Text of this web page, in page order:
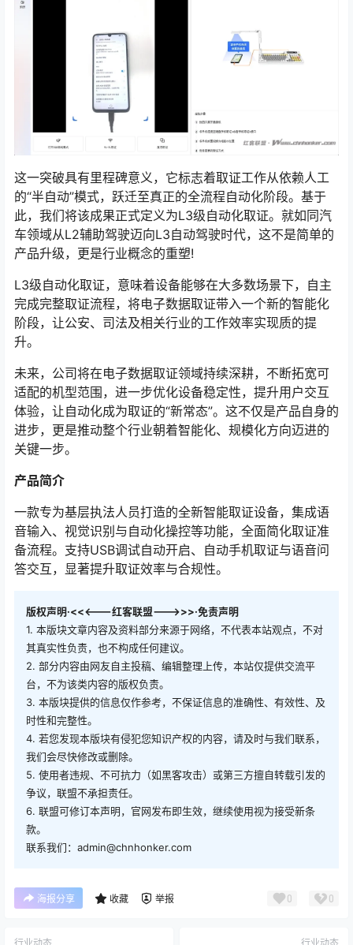
这一突破具有里程碑意义，它标志着取证工作从依赖人工
的“半自动”模式，跃迁至真正的全流程自动化阶段。基于
此，我们将该成果正式定义为L3级自动化取证。就如同汽
车领域从L2辅助驾驶迈向L3自动驾驶时代，这不是简单的
产品升级，更是行业概念的重塑!
L3级自动化取证，意味着设备能够在大多数场景下，自主
完成完整取证流程，将电子数据取证带入一个新的智能化
阶段，让公安、司法及相关行业的工作效率实现质的提
升。
未来，公司将在电子数据取证领域持续深耕，不断拓宽可
适配的机型范围，进一步优化设备稳定性，提升用户交互
体验，让自动化成为取证的“新常态”。这不仅是产品自身的
进步，更是推动整个行业朝着智能化、规模化方向迈进的
关键一步。
产品简介
一款专为基层执法人员打造的全新智能取证设备，集成语
音输入、视觉识别与自动化操控等功能，全面简化取证准
备流程。支持USB调试自动开启、自动手机取证与语音问
答交互，显著提升取证效率与合规性。
版权声明·<<<---红客联盟--->>>·免责声明
1. 本版块文章内容及资料部分来源于网络，不代表本站观点，不对
其真实性负责，也不构成任何建议。
2. 部分内容由网友自主投稿、编辑整理上传，本站仅提供交流平
台，不为该类内容的版权负责。
3. 本版块提供的信息仅作参考，不保证信息的准确性、有效性、及
时性和完整性。
4. 若您发现本版块有侵犯您知识产权的内容，请及时与我们联系，
我们会尽快修改或删除。
5. 使用者违规、不可抗力（如黑客攻击）或第三方擅自转载引发的
争议，联盟不承担责任。
6. 联盟可修订本声明，官网发布即生效，继续使用视为接受新条
款。
联系我们：admin@chnhonker.com
海报分享 收藏 举报 0 0